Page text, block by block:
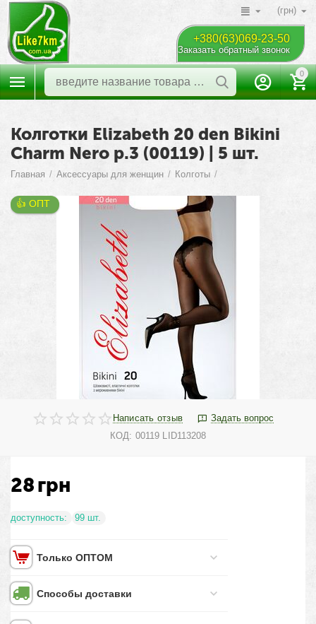
(грн)
+380(63)069-23-50
Заказать обратный звонок
0
Колготки Elizabeth 20 den Bikini
Charm Nero р.3 (00119) | 5 шт.
Главная / Аксессуары для женщин / Колготы /
👍 ОПТ
Написать отзыв
Задать вопрос
КОД: 00119 LID113208
28грн
доступность: 99 шт.
Только ОПТОМ
Способы доставки